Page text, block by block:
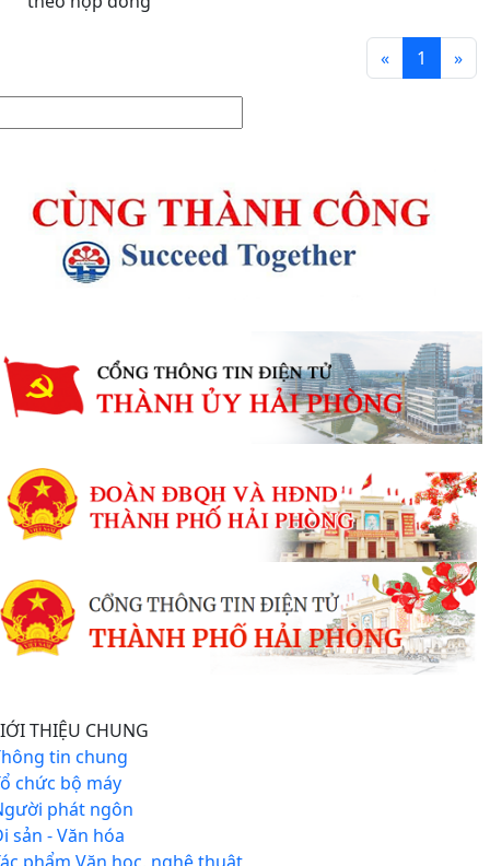
« 1 »
THIỆU CHUNG
tin chung
chức bộ máy
phát ngôn
sản - Văn hóa